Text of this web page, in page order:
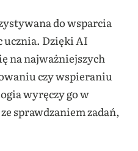
do wsparcia
ucznia. Dzięki AI
na najważniejszych
czy wspieraniu
wyręczy go w
sprawdzaniem zadań,